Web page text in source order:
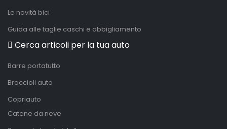
Le novità bici
Guida alle taglie caschi e abbigliamento
Cerca articoli per la tua auto
Barre portatutto
Braccioli auto
Copriauto
Catene da neve